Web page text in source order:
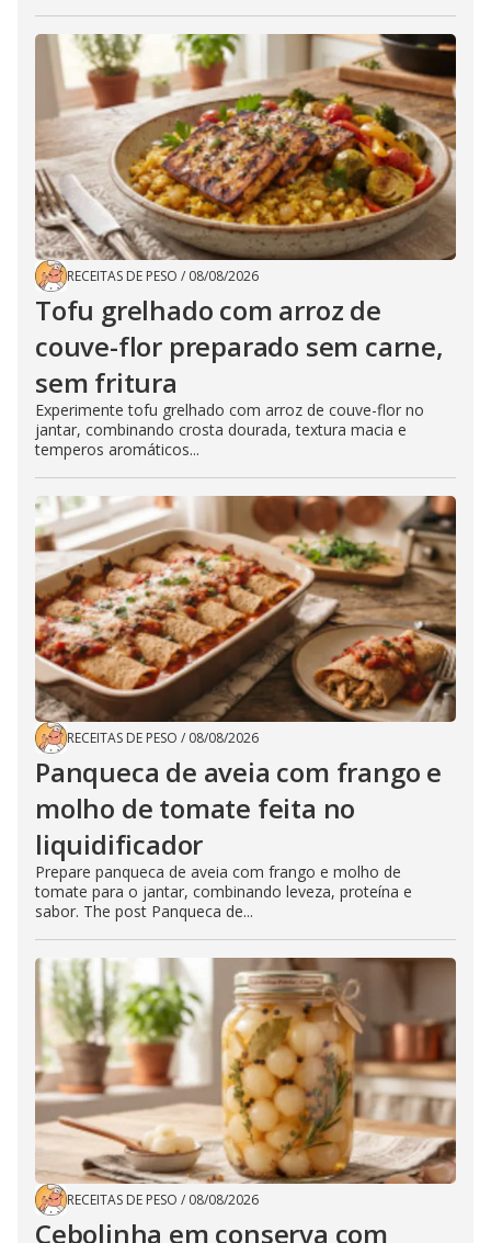
RECEITAS DE PESO / 08/08/2026
Tofu grelhado com arroz de
couve-flor preparado sem carne,
sem fritura
Experimente tofu grelhado com arroz de couve-flor no
jantar, combinando crosta dourada, textura macia e
temperos aromáticos...
RECEITAS DE PESO / 08/08/2026
Panqueca de aveia com frango e
molho de tomate feita no
liquidificador
Prepare panqueca de aveia com frango e molho de
tomate para o jantar, combinando leveza, proteína e
sabor. The post Panqueca de...
RECEITAS DE PESO / 08/08/2026
Cebolinha em conserva com